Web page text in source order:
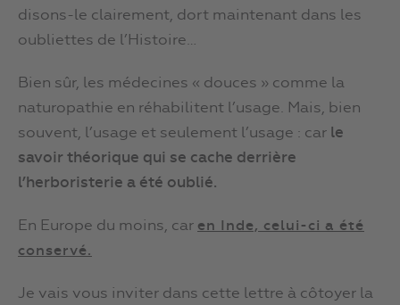
disons-le clairement, dort maintenant dans les
oubliettes de l’Histoire…
Bien sûr, les médecines « douces » comme la
naturopathie en réhabilitent l’usage. Mais, bien
souvent, l’usage et seulement l’usage : car le
savoir théorique qui se cache derrière
l’herboristerie a été oublié.
En Europe du moins, car en Inde, celui-ci a été
conservé.
Je vais vous inviter dans cette lettre à côtoyer la